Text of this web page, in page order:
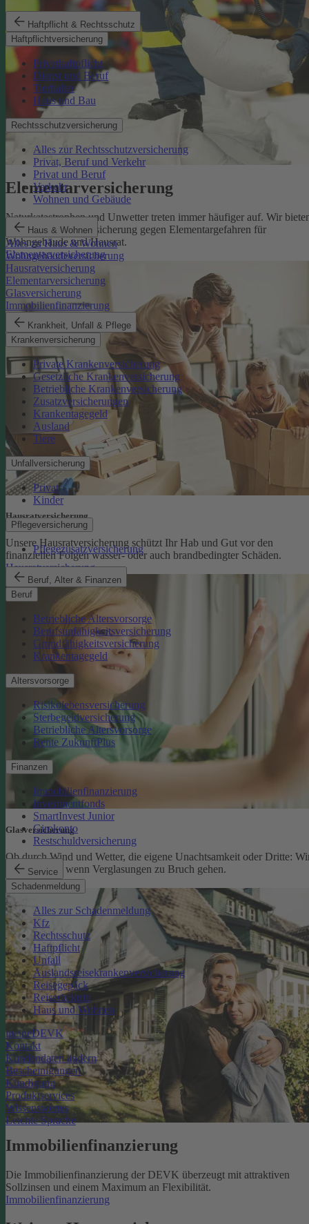
Haftpflicht & Rechtsschutz
Haftpflichtversicherung
Privathaftpflicht
Dienst und Beruf
Tierhalter
Haus und Bau
Rechtsschutzversicherung
Alles zur Rechtsschutzversicherung
Privat, Beruf und Verkehr
Privat und Beruf
Verkehr
Wohnen und Gebäude
Haus & Wohnen
Alles zu Haus & Wohnen
Wohngebäudeversicherung
Hausratversicherung
Elementarversicherung
Glasversicherung
Immobilienfinanzierung
Krankheit, Unfall & Pflege
Krankenversicherung
Private Krankenversicherung
Gesetzliche Krankenversicherung
Betriebliche Krankenversicherung
Zusatzversicherungen
Krankentagegeld
Ausland
Tiere
Unfallversicherung
Privat
Kinder
Pflegeversicherung
Pflegezusatzversicherung
Beruf, Alter & Finanzen
Beruf
Betriebliche Altersvorsorge
Berufsunfähigkeitsversicherung
Grundfähigkeitsversicherung
Krankentagegeld
Altersvorsorge
Risikolebensversicherung
Sterbegeldversicherung
Betriebliche Altersvorsorge
Rente ZukunftPlus
Finanzen
Immobilienfinanzierung
Investmentfonds
SmartInvest Junior
Girokonto
Restschuldversicherung
Service
Schadenmeldung
Alles zur Schadenmeldung
Kfz
Rechtsschutz
Haftpflicht
Unfall
Auslandsreisekrankenversicherung
Reisegepäck
Reiserücktritt
Haus und Wohnen
meineDEVK
Kontakt
Kundendaten ändern
Bescheinigungen
Kündigung
Produktservices
Wissenswertes
Leichte Sprache
Elementarversicherung
Naturkatastrophen und Unwetter treten immer häufiger auf. Wir
eine zuverlässige Absicherung gegen Elementargefahren für
Wohngebäude und Hausrat.
Elementarversicherung
Hausratversicherung
Unsere Hausratversicherung schützt Ihr Hab und Gut vor den
finanziellen Folgen wasser- oder auch brandbedingter Schäden.
Hausratversicherung
Glasversicherung
Ob durch Wind und Wetter, die eigene Unachtsamkeit oder Dritte:
schützen Sie, wenn Verglasungen zu Bruch gehen.
Glasversicherung
Immobilienfinanzierung
Die Immobilienfinanzierung der DEVK überzeugt mit attraktiven
Sollzinsen und einem Maximum an Flexibilität.
Immobilienfinanzierung